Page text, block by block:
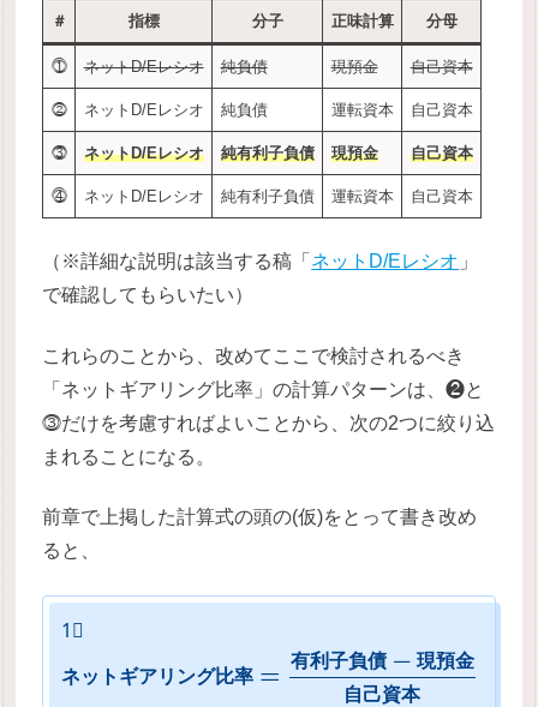
＃ 指標 分子 正味計算 分母
⓵ ネットD/Eレシオ 純負債 現預金 自己資本
⓶ ネットD/Eレシオ 純負債 運転資本 自己資本
⓷ ネットD/Eレシオ 純有利子負債 現預金 自己資本
⓸ ネットD/Eレシオ 純有利子負債 運転資本 自己資本
（※詳細な説明は該当する稿「 ネットD/Eレシオ 」
で確認してもらいたい）
これらのことから、改めてここで検討されるべき
「ネットギアリング比率」の計算パターンは、❷と
⓷だけを考慮すればよいことから、次の2つに絞り込
まれることになる。
前章で上掲した計算式の頭の(仮)をとって書き改め
ると、
1⃣
ネッ ト ギアリ ング比率 = 有利子負債 − 現預金
自己資本